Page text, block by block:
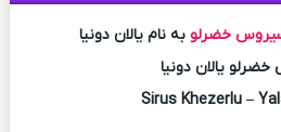
خضرلو‌ به نام یالان دونیا
یالان دونیا
Sirus Khezerlu –